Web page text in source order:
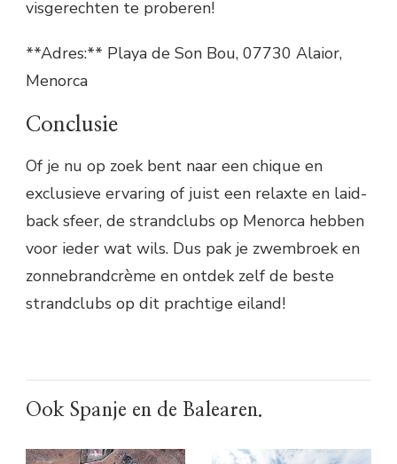
visgerechten te proberen!
**Adres:** Playa de Son Bou, 07730 Alaior,
Menorca
Conclusie
Of je nu op zoek bent naar een chique en
exclusieve ervaring of juist een relaxte en laid-
back sfeer, de strandclubs op Menorca hebben
voor ieder wat wils. Dus pak je zwembroek en
zonnebrandcrème en ontdek zelf de beste
strandclubs op dit prachtige eiland!
Ook Spanje en de Balearen.